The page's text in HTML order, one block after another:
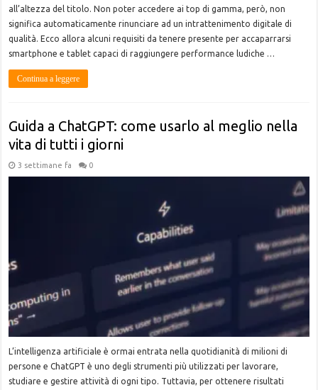
all’altezza del titolo. Non poter accedere ai top di gamma, però, non
significa automaticamente rinunciare ad un intrattenimento digitale di
qualità. Ecco allora alcuni requisiti da tenere presente per accaparrarsi
smartphone e tablet capaci di raggiungere performance ludiche …
Continua a leggere
Guida a ChatGPT: come usarlo al meglio nella
vita di tutti i giorni
3 settimane fa 0
L’intelligenza artificiale è ormai entrata nella quotidianità di milioni di
persone e ChatGPT è uno degli strumenti più utilizzati per lavorare,
studiare e gestire attività di ogni tipo. Tuttavia, per ottenere risultati